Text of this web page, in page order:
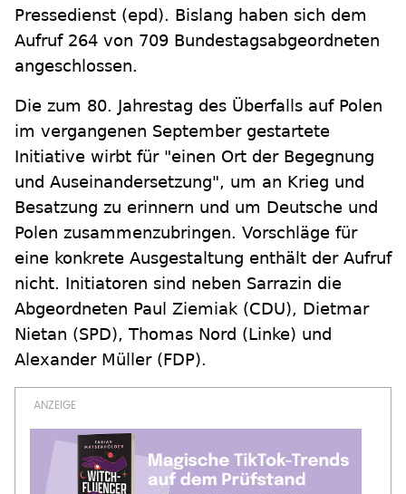
Pressedienst (epd). Bislang haben sich dem
Aufruf 264 von 709 Bundestagsabgeordneten
angeschlossen.
Die zum 80. Jahrestag des Überfalls auf Polen
im vergangenen September gestartete
Initiative wirbt für "einen Ort der Begegnung
und Auseinandersetzung", um an Krieg und
Besatzung zu erinnern und um Deutsche und
Polen zusammenzubringen. Vorschläge für
eine konkrete Ausgestaltung enthält der Aufruf
nicht. Initiatoren sind neben Sarrazin die
Abgeordneten Paul Ziemiak (CDU), Dietmar
Nietan (SPD), Thomas Nord (Linke) und
Alexander Müller (FDP).